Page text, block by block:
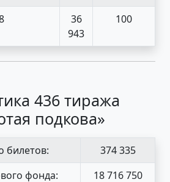
36
943
100
436 тиража
подкова»
билетов:
374 335
фонда:
18 716 750